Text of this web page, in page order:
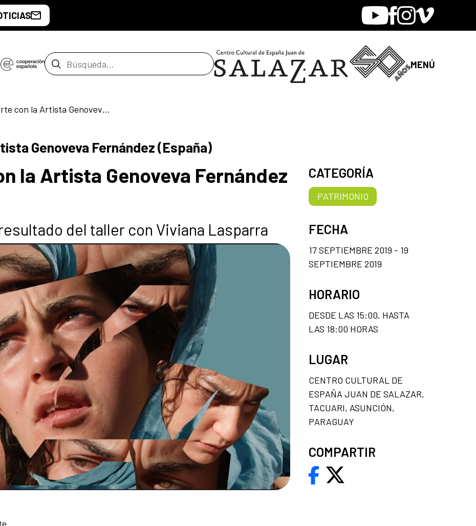
YoutubeFacebook
Instagram
Vimeo
Barra de búsqueda MENÚ
Talleres de Arte con la Artista Genoveva Fernández (España)
Genoveva Fernández (España)
la Artista Genoveva Fernández
del taller con Viviana Lasparra
CATEGORÍA
PATRIMONIO
FECHA
17 SEPTIEMBRE 2019 - 19
SEPTIEMBRE 2019
HORARIO
DESDE LAS 15:00. HASTA
LAS 18:00 HORAS
LUGAR
CENTRO CULTURAL DE
ESPAÑA JUAN DE SALAZAR,
TACUARI, ASUNCIÓN,
PARAGUAY
COMPARTIR